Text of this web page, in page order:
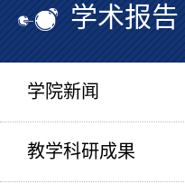
学术报告
学院新闻
教学科研成果